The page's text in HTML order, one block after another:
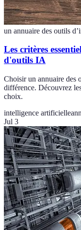
un annuaire des outils
Les critères
d'outils IA
Choisir un annuaire des
différence. Découvrez
choix.
intelligence artificielle
Jul 3